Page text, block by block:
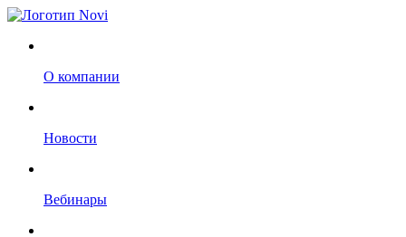
О компании
Новости
Вебинары